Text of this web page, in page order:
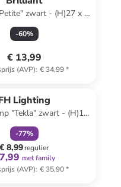
zwart - (H)27 x Ø
15 cm
-60%
€ 13,99
(AVP): € 34,99*
Lighting
"Tekla" zwart - (H)19
x Ø 8 cm
-77%
€ 8,99regulier
met family
(AVP): € 35,90*